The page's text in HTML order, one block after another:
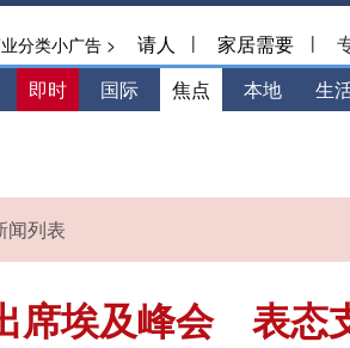
分类小广告 > 请人 | 家居需要 |
即时 国际 焦点 本地 生
闻列表
席埃及峰会 表态